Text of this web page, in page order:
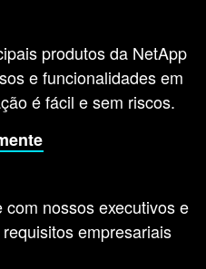
produtos da NetApp
e funcionalidades em
é fácil e sem riscos.
nossos executivos e
empresariais